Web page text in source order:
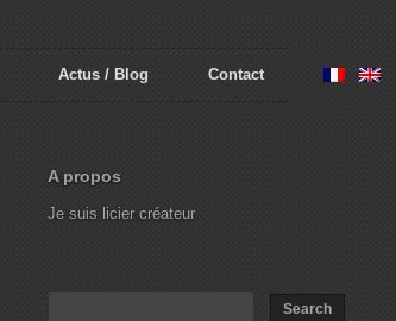
Actus / Blog Contact
A propos
Je suis licier créateur